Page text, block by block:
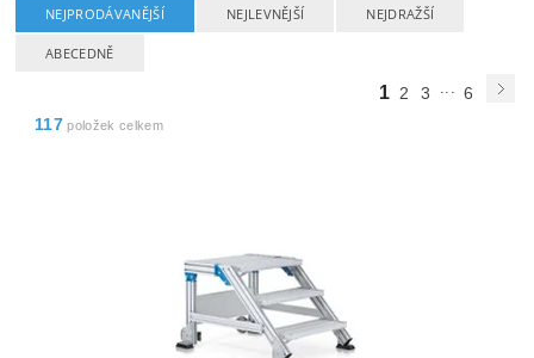
NEJPRODÁVANĚJŠÍ NEJLEVNĚJŠÍ NEJDRAŽŠÍ
ABECEDNĚ
1 2 3 ... 6
117 položek celkem